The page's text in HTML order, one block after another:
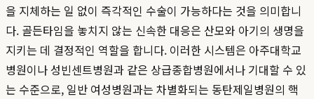
을 지체하는 일 없이 즉각적인 수술이 가능하다는 것을 의미합니
다. 골든타임을 놓치지 않는 신속한 대응은 산모와 아기의 생명을
지키는 데 결정적인 역할을 합니다. 이러한 시스템은 아주대학교
병원이나 성빈센트병원과 같은 상급종합병원에서나 기대할 수 있
는 수준으로, 일반 여성병원과는 차별화되는 동탄제일병원의 핵